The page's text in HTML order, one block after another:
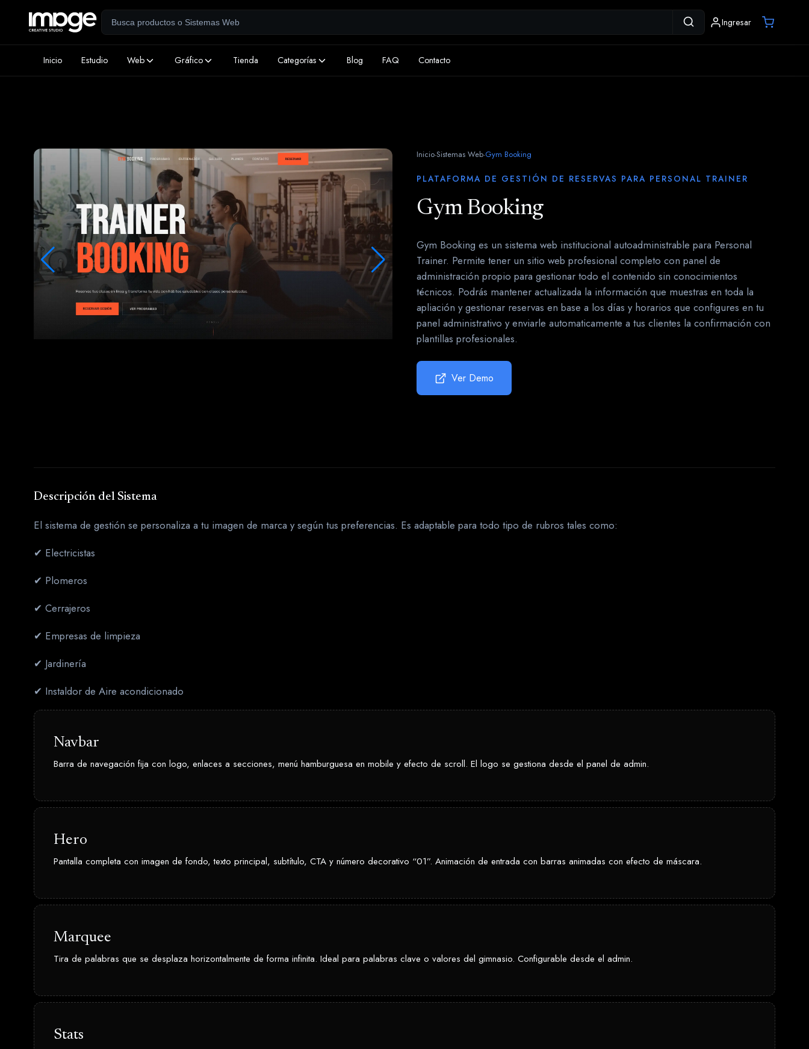
Ingresar
Inicio Estudio Web Gráfico Tienda Categorías Blog FAQ Contacto
Inicio·Sistemas Web·Gym Booking
PLATAFORMA DE GESTIÓN DE RESERVAS PARA PERSONAL TRAINER
Gym Booking
Gym Booking es un sistema web institucional autoadministrable para Personal
Trainer. Permite tener un sitio web profesional completo con panel de
administración propio para gestionar todo el contenido sin conocimientos
técnicos. Podrás mantener actualizada la información que muestras en toda la
apliación y gestionar reservas en base a los días y horarios que configures en tu
panel administrativo y enviarle automaticamente a tus clientes la confirmación con
plantillas profesionales.
Ver Demo
Descripción del Sistema
El sistema de gestión se personaliza a tu imagen de marca y según tus preferencias. Es adaptable para todo tipo de rubros tales como:
✔ Electricistas
✔ Plomeros
✔ Cerrajeros
✔ Empresas de limpieza
✔ Jardinería
✔ Instaldor de Aire acondicionado
Navbar
Barra de navegación fija con logo, enlaces a secciones, menú hamburguesa en mobile y efecto de scroll. El logo se gestiona desde el panel de admin.
Hero
Pantalla completa con imagen de fondo, texto principal, subtítulo, CTA y número decorativo “01”. Animación de entrada con barras animadas con efecto de máscara.
Marquee
Tira de palabras que se desplaza horizontalmente de forma infinita. Ideal para palabras clave o valores del gimnasio. Configurable desde el admin.
Stats